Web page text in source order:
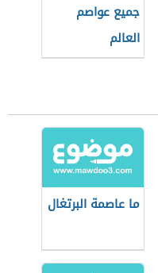
جميع عواصم
العالم
ما عاصمة البرتغال